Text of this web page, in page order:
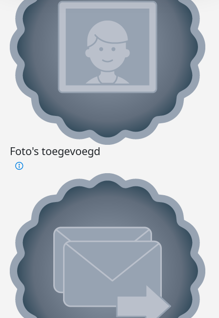
Foto's toegevoegd